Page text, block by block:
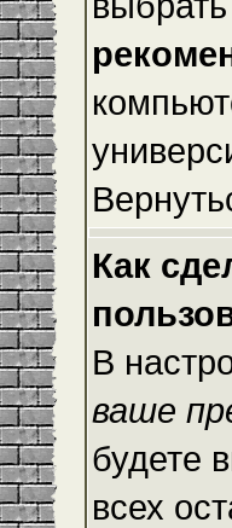
Как
В
ваше
будете
всех